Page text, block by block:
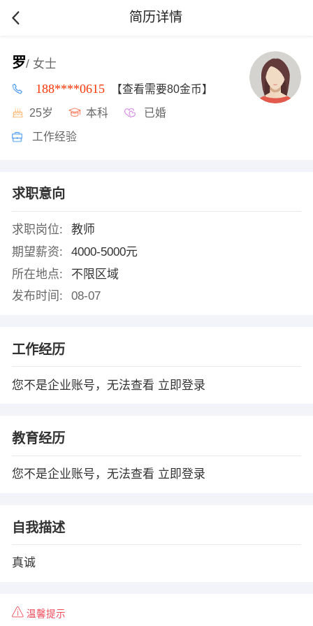
简历详情
罗/ 女士
188****0615 【查看需要80金币】
25岁 本科 已婚
工作经验
求职意向
求职岗位:
教师
期望薪资:
4000-5000元
所在地点:
不限区域
发布时间:
08-07
工作经历
您不是企业账号，无法查看 立即登录
教育经历
您不是企业账号，无法查看 立即登录
自我描述
真诚
温馨提示